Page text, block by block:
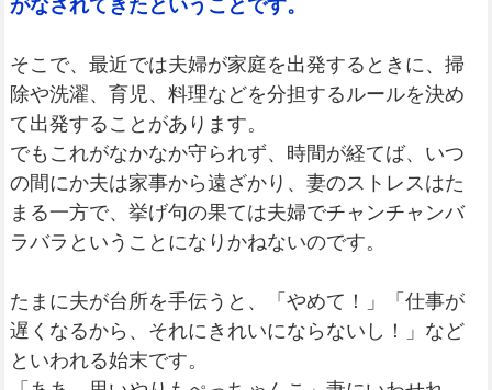
がなされてきたということです。
そこで、最近では夫婦が家庭を出発するときに、掃
除や洗濯、育児、料理などを分担するルールを決め
て出発することがあります。
でもこれがなかなか守られず、時間が経てば、いつ
の間にか夫は家事から遠ざかり、妻のストレスはた
まる一方で、挙げ句の果ては夫婦でチャンチャンバ
ラバラということになりかねないのです。
たまに夫が台所を手伝うと、「やめて！」「仕事が
遅くなるから、それにきれいにならないし！」など
といわれる始末です。